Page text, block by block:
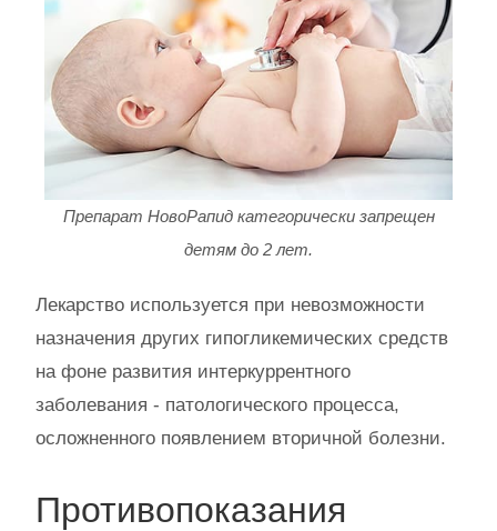
Препарат НовоРапид категорически запрещен
детям до 2 лет.
Лекарство используется при невозможности
назначения других гипогликемических средств
на фоне развития интеркуррентного
заболевания - патологического процесса,
осложненного появлением вторичной болезни.
Противопоказания